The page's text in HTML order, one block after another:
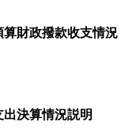
財政撥款收支情況
決算情況説明